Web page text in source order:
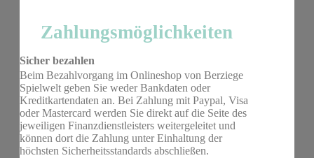
Zahlungsmöglichkeiten
Sicher bezahlen
Beim Bezahlvorgang im Onlineshop von Berziege
Spielwelt geben Sie weder Bankdaten oder
Kreditkartendaten an. Bei Zahlung mit Paypal, Visa
oder Mastercard werden Sie direkt auf die Seite des
jeweiligen Finanzdienstleisters weitergeleitet und
können dort die Zahlung unter Einhaltung der
höchsten Sicherheitsstandards abschließen.